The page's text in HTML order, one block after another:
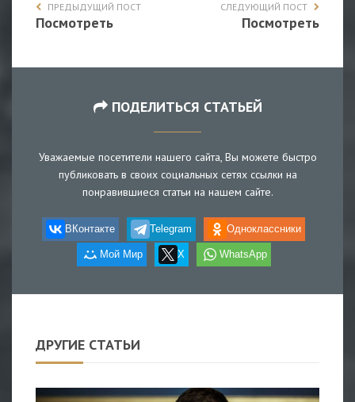
ПРЕДЫДУЩИЙ ПОСТ
Посмотреть
СЛЕДУЮЩИЙ ПОСТ
Посмотреть
ПОДЕЛИТЬСЯ СТАТЬЕЙ
Уважаемые посетители нашего сайта, Вы можете быстро
публиковать в своих социальных сетях ссылки на
понравившиеся статьи на нашем сайте.
ВКонтакте Telegram Одноклассники
Мой Мир X WhatsApp
ДРУГИЕ СТАТЬИ